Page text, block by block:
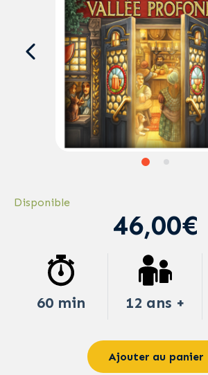
Disponible
46,00€
60 min 12 ans +
Ajouter au panier